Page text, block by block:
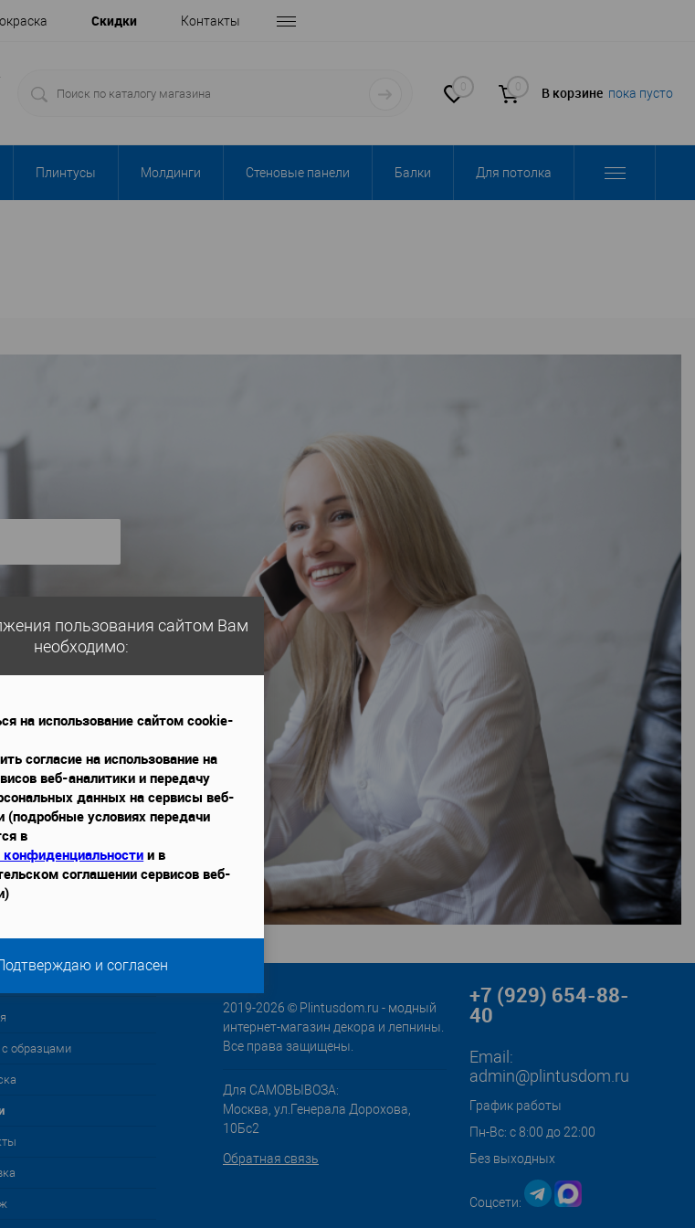
Cкидки Контакты
0 0 В корзине пока пусто
Плинтусы Молдинги Стеновые панели Балки Для потолка
моих
образцами
2019-2026 © Plintusdom.ru - модный
интернет-магазин декора и лепнины.
Все права защищены.
Для САМОВЫВОЗА:
Москва, ул.Генерала Дорохова,
10Бс2
Обратная связь
+7 (929) 654-88-
40
Email:
admin@plintusdom.ru
График работы
Пн-Вс: с 8:00 до 22:00
Без выходных
Соцсети:
пользования сайтом Вам
необходимо:
на использование сайтом cookie-
согласие на использование на
веб-аналитики и передачу
данных на сервисы веб-
(подробные условиях передачи
в
конфиденциальности и в
соглашении сервисов веб-
и согласен